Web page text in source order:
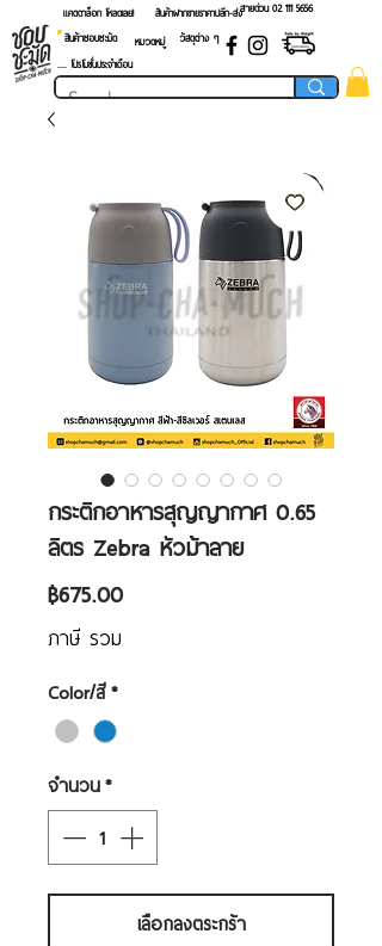
แคตตาล็อก โหลดเลย! สายด่วน 02 ​111 5656
สินค้าฝากขายราคาปลีก-ส่ง
สินค้าชอบชะมัด
หมวดหมู่
วัสดุต่าง ๆ
.... โปรโมชั่นประจำเดือน
กระติกอาหารสุญญากาศ 0.65
ลิตร Zebra หัวม้าลาย
฿675.00ราคา
ภาษี รวม
Color/สี*
จำนวน*
เลือกลงตระกร้า